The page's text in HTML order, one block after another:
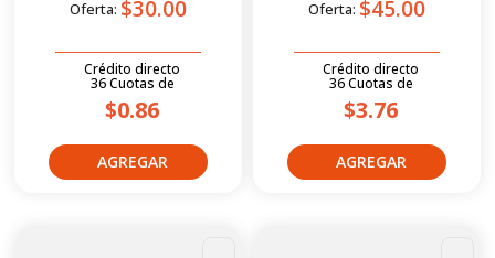
Oferta: $30.00
Crédito directo
36Cuotas de
$0.86
Oferta: $45.00
Crédito directo
36Cuotas de
$3.76